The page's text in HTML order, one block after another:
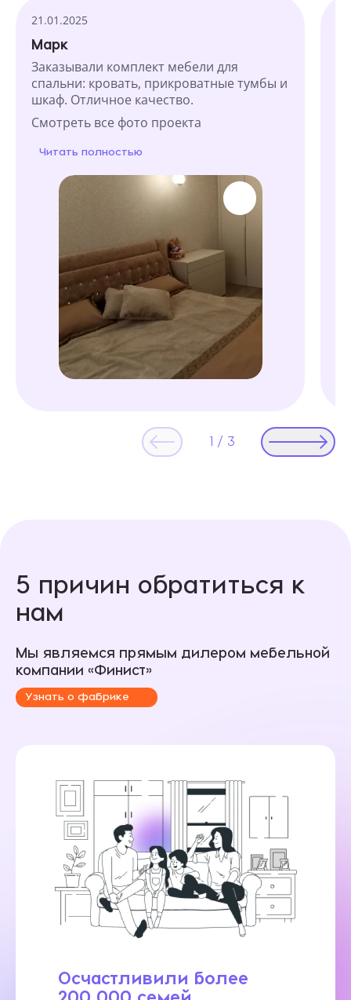
21.01.2025
Марк
Заказывали комплект мебели для
спальни: кровать, прикроватные тумбы и
шкаф. Отличное качество.
Смотреть все фото проекта
Читать полностью
1 / 3
5 причин обратиться к
нам
Мы являемся прямым дилером мебельной
компании «Финист»
Узнать о фабрике
Осчастливили более